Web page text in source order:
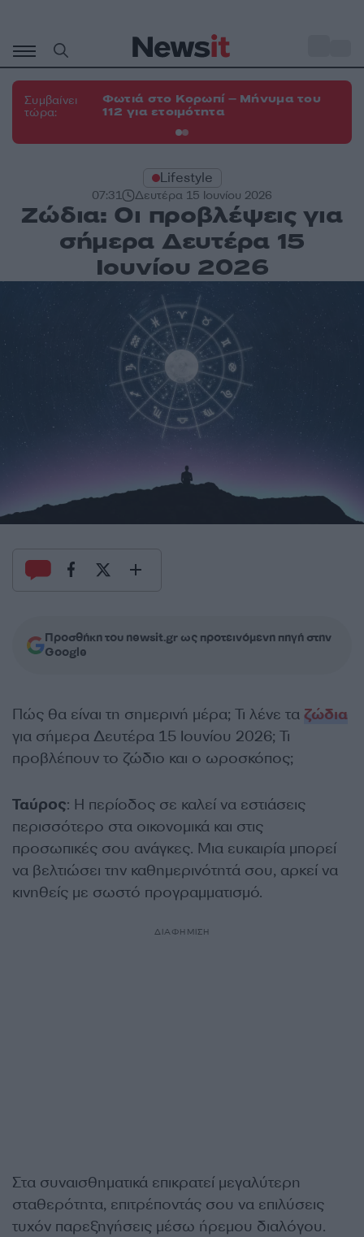
περιεχόμενο
Συμβαίνει
τώρα:
Φωτιά στο Κορωπί – Μήνυμα του
112 για ετοιμότητα
Lifestyle
07:31 Δευτέρα 15 Ιουνίου 2026
Ζώδια: Οι προβλέψεις για
σήμερα Δευτέρα 15
Ιουνίου 2026
Προσθήκη του newsit.gr ως προτεινόμενη πηγή στην
Google
Πώς θα είναι τη σημερινή μέρα; Τι λένε τα ζώδια
για σήμερα Δευτέρα 15 Ιουνίου 2026; Τι
προβλέπουν το ζώδιο και ο ωροσκόπος;
Ταύρος: Η περίοδος σε καλεί να εστιάσεις
περισσότερο στα οικονομικά και στις
προσωπικές σου ανάγκες. Μια ευκαιρία μπορεί
να βελτιώσει την καθημερινότητά σου, αρκεί να
κινηθείς με σωστό προγραμματισμό.
ΔΙΑΦΗΜΙΣΗ
Στα συναισθηματικά επικρατεί μεγαλύτερη
σταθερότητα, επιτρέποντάς σου να επιλύσεις
τυχόν παρεξηγήσεις μέσω ήρεμου διαλόγου.